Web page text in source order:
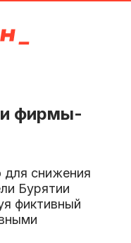
фирмы-
для снижения
Бурятии
фиктивный